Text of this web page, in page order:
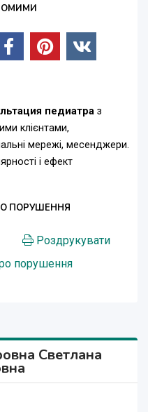
педиатра з
клієнтами,
мережі, месенджери.
і ефект
ПОРУШЕННЯ
Роздрукувати
порушення
Светлана